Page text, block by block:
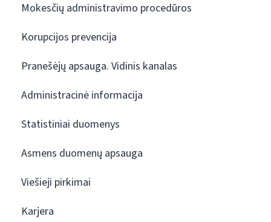
Mokesčių administravimo procedūros
Korupcijos prevencija
Pranešėjų apsauga. Vidinis kanalas
Administracinė informacija
Statistiniai duomenys
Asmens duomenų apsauga
Viešieji pirkimai
Karjera